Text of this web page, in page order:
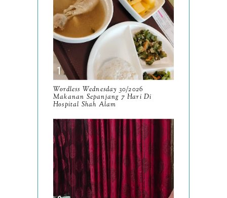
2025134
December15
November
October
September
August8
July 14
June
May 9
April 9
Wordless Wednesday 30/2026
Makanan Sepanjang 7 Hari Di
Hospital Shah Alam